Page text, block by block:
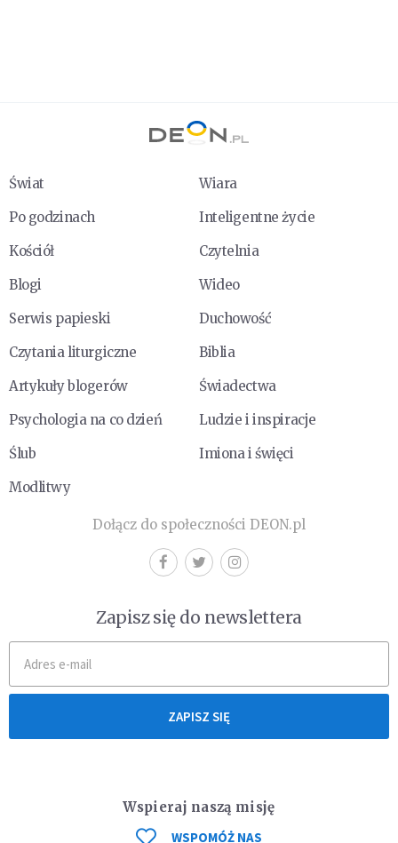
Świat
Wiara
Po godzinach
Inteligentne życie
Kościół
Czytelnia
Blogi
Wideo
Serwis papieski
Duchowość
Czytania liturgiczne
Biblia
Artykuły blogerów
Świadectwa
Psychologia na co dzień
Ludzie i inspiracje
Ślub
Imiona i święci
Modlitwy
Dołącz do społeczności DEON.pl
Zapisz się do newslettera
ZAPISZ SIĘ
Wspieraj naszą misję
WSPOMÓŻ NAS